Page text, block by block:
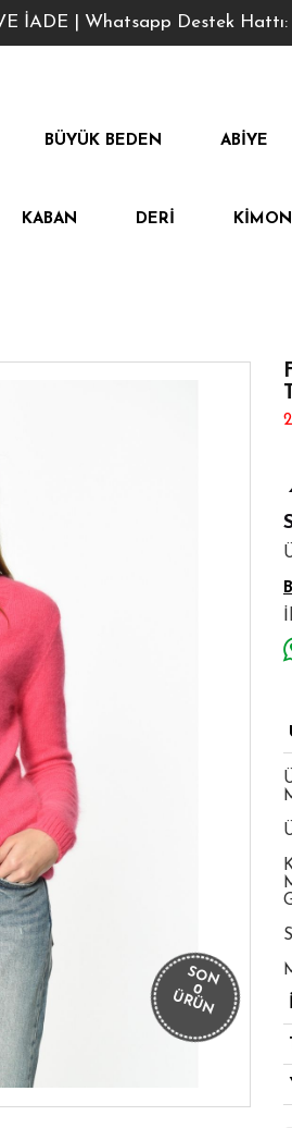
İADE | Whatsapp Destek Hattı:
BÜYÜK BEDEN ABIYE
KABAN DERI
SON
0
ÜRÜN